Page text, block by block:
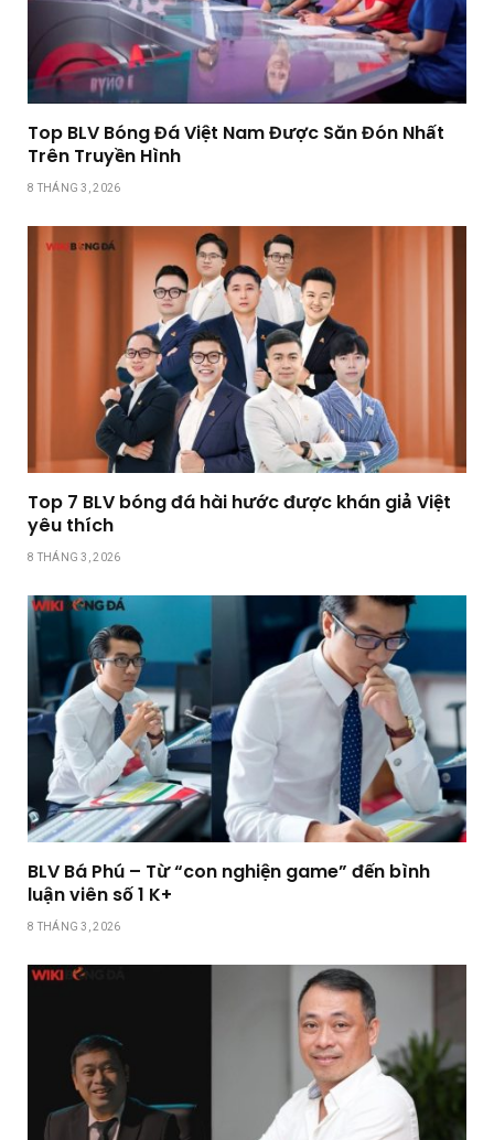
Top BLV Bóng Đá Việt Nam Được Săn Đón Nhất
Trên Truyền Hình
8 THÁNG 3, 2026
Top 7 BLV bóng đá hài hước được khán giả Việt
yêu thích
8 THÁNG 3, 2026
BLV Bá Phú – Từ “con nghiện game” đến bình
luận viên số 1 K+
8 THÁNG 3, 2026